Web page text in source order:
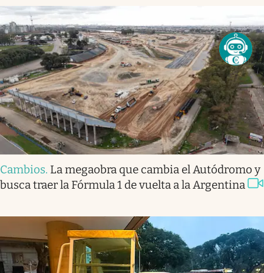
Cambios. La megaobra que cambia el Autódromo y
busca traer la Fórmula 1 de vuelta a la Argentina